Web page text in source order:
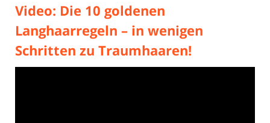
Video: Die 10 goldenen
Langhaarregeln – in wenigen
Schritten zu Traumhaaren!